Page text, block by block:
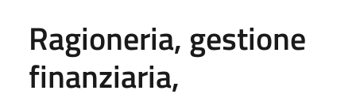
Ragioneria, gestione
finanziaria,